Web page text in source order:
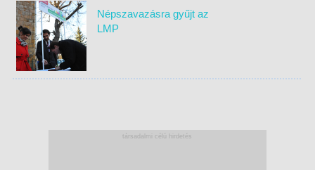
Népszavazásra gyűjt az
LMP
társadalmi célú hirdetés